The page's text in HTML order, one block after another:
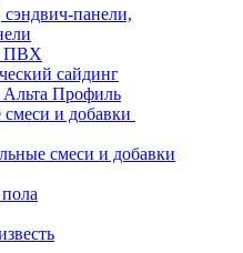
сэндвич-панели,
ПВХ
сайдинг
Профиль
и добавки
смеси и добавки